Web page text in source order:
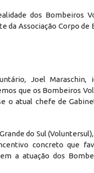
dos Bombeiros
da Associação Corpo
Joel Maraschin,
que os Bombeiros
o atual chefe de
do Sul
concreto que
a atuação dos